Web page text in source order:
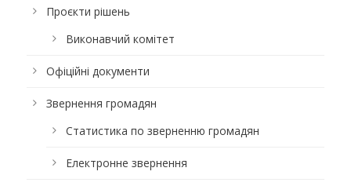
Проєкти рішень
Виконавчий комітет
Офіційні документи
Звернення громадян
Статистика по зверненню громадян
Електронне звернення